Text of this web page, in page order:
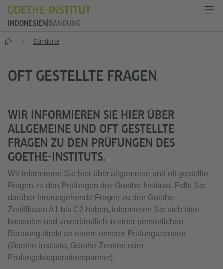
INDONESIEN BANDUNG
Start Standorte
OFT GESTELLTE FRAGEN
WIR INFORMIEREN SIE HIER ÜBER
ALLGEMEINE UND OFT GESTELLTE
FRAGEN ZU DEN PRÜFUNGEN DES
GOETHE-INSTITUTS.
Wir informieren Sie hier über allgemeine und oft gestellte
Fragen zu den Prüfungen des Goethe-Instituts. Falls Sie
darüber hinausgehende Fragen zu den Goethe-
Zertifikaten A1 bis C2 haben, informieren Sie sich bitte
kostenlos und unverbindlich in einer persönlichen
Beratung direkt an einem unserer Prüfungszentren
(Goethe‑Institute, Goethe‑Zentren oder
Prüfungskooperationspartner).